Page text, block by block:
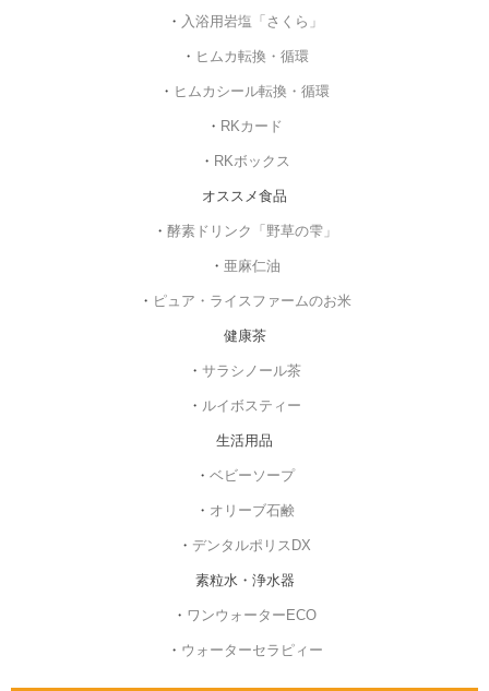
・ 入浴用岩塩「さくら」
・ ヒムカ転換・循環
・ ヒムカシール転換・循環
・ RKカード
・ RKボックス
オススメ食品
・ 酵素ドリンク「野草の雫」
・ 亜麻仁油
・ ピュア・ライスファームのお米
健康茶
・ サラシノール茶
・ ルイボスティー
生活用品
・ ベビーソープ
・ オリーブ石鹸
・ デンタルポリスDX
素粒水・浄水器
・ ワンウォーターECO
・ ウォーターセラピィー